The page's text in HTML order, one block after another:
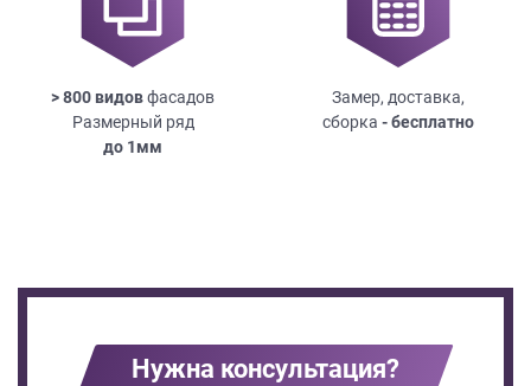
> 800 видовфасадов
Размерный ряд
до 1мм
Замер, доставка,
сборка - бесплатно
Нужна консультация?